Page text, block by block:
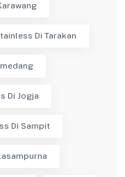
Di Tarakan
Di Jogja
Di Sampit